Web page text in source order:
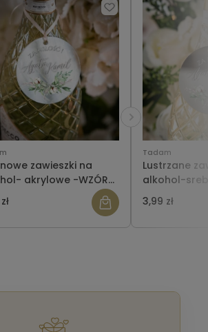
zawieszki na
akrylowe -WZÓR
Tadam
Lustrzane
alkohol-
3,99 zł